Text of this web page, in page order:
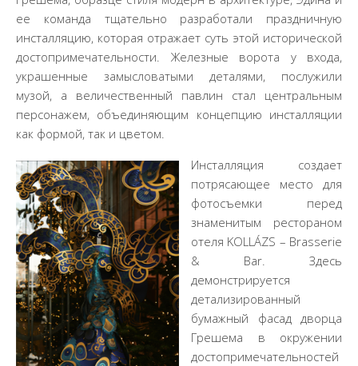
ее команда тщательно разработали праздничную
инсталляцию, которая отражает суть этой исторической
достопримечательности. Железные ворота у входа,
украшенные замысловатыми деталями, послужили
музой, а величественный павлин стал центральным
персонажем, объединяющим концепцию инсталляции
как формой, так и цветом.
Инсталляция создает
потрясающее место для
фотосъемки перед
знаменитым рестораном
отеля KOLLÁZS – Brasserie
& Bar. Здесь
демонстрируется
детализированный
бумажный фасад дворца
Грешема в окружении
достопримечательностей